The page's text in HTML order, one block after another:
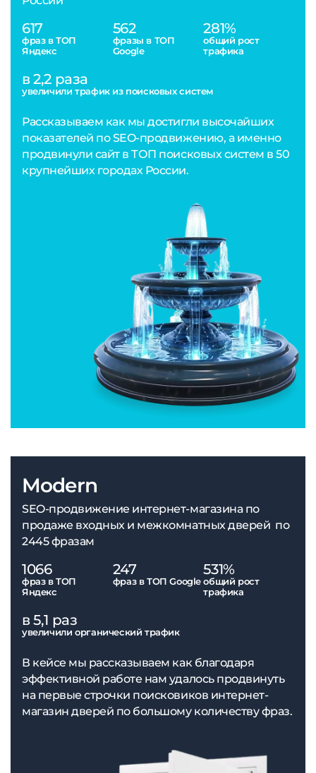
617
фраз в ТОП
Яндекс
562
фразы в ТОП
Google
281%
общий рост
трафика
в 2,2 раза
увеличили трафик из поисковых систем
Рассказываем как мы достигли высочайших
показателей по SEO-продвижению, а именно
продвинули сайт в ТОП поисковых систем в 50
крупнейших городах России.
Modern
SEO-продвижение интернет-магазина по
продаже входных и межкомнатных дверей по
2445 фразам
1066
фраз в ТОП
Яндекс
247
фраз в ТОП Google
531%
общий рост
трафика
в 5,1 раз
увеличили органический трафик
В кейсе мы рассказываем как благодаря
эффективной работе нам удалось продвинуть
на первые строчки поисковиков интернет-
магазин дверей по большому количеству фраз.